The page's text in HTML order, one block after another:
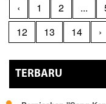
‹ 1 2 ...
12
13 14 ›
TERBARU